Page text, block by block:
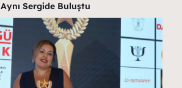
Aynı Sergide Buluştu